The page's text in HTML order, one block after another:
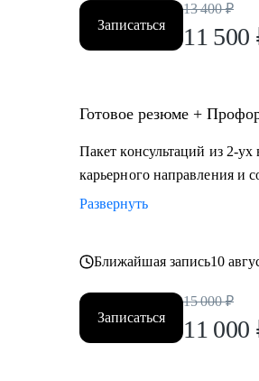
Записаться
13 400 ₽
11 500
Готовое резюме +
Пакет консультаций из 2-
карьерного направления и
Развернуть
Ближайшая запись10
Записаться
15 000 ₽
11 000